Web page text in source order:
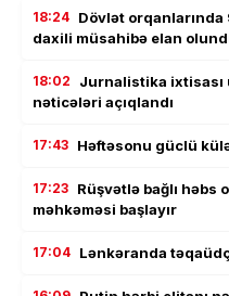
18:24 Dövlət
daxili müsahibə elan
18:02
Jurnalistika ixtisası
nəticələri açıqlandı
17:43 Həftəsonu güclü
17:23 Rüşvətlə bağlı
məhkəməsi başlayır
17:04 Lənkəranda